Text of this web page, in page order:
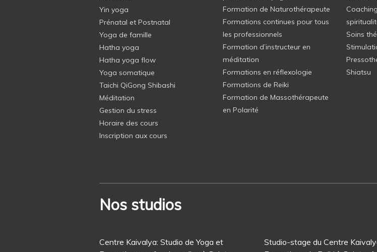
Yin yoga
Prénatal et Postnatal
Yoga de famille
Hatha yoga
Hatha yoga flow
Yoga somatique
Taichi QiGong Shibashi
Méditation
Gestion du stress
Horaire des cours
Inscription aux cours
Formation de Naturothérapeute
Formations continues pour tous
les professionnels
Formation d’instructeur en
méditation
Formations en réflexologie
Formations de Reiki
Formation de Massothérapeute
en Polarité
Soins
Shiatsu
Nos studios
Centre Kaivalya: Studio de Yoga et
Studio-stage du Centre